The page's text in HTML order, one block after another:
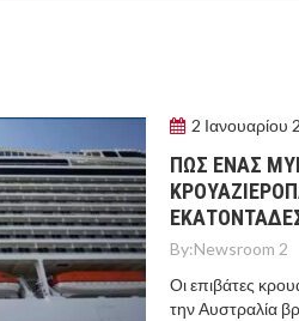
2 Ιανουαρίου
ΠΩΣ ΕΝΑΣ
By:Newsroom 2
Οι επιβάτες
την Αυστραλία